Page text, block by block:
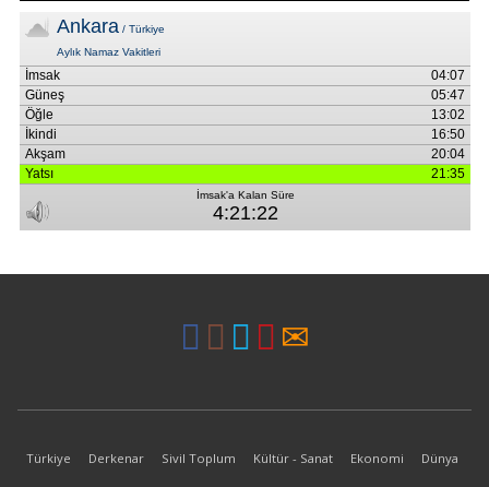
Türkiye Derkenar Sivil Toplum Kültür - Sanat Ekonomi Dünya